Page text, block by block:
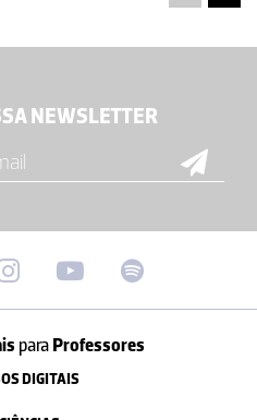
NEWSLETTER
paraProfessores
DIGITAIS